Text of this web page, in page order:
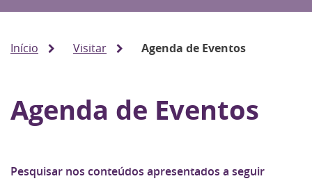
Início Visitar Agenda de Eventos
Agenda de Eventos
Pesquisar nos conteúdos apresentados a seguir